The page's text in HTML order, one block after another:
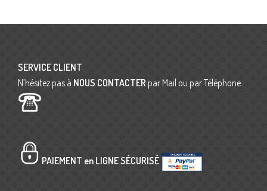
SERVICE CLIENT
N’hésitez pas à NOUS CONTACTER par Mail ou par Téléphone
PAIEMENT en LIGNE SÉCURISÉ